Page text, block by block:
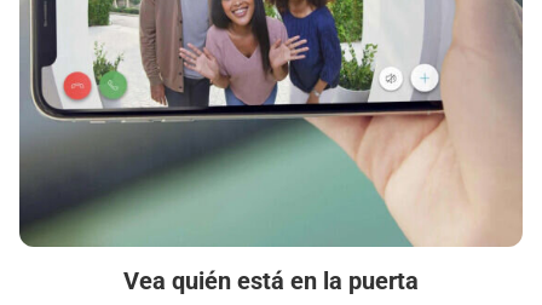
Vea quién está en la puerta